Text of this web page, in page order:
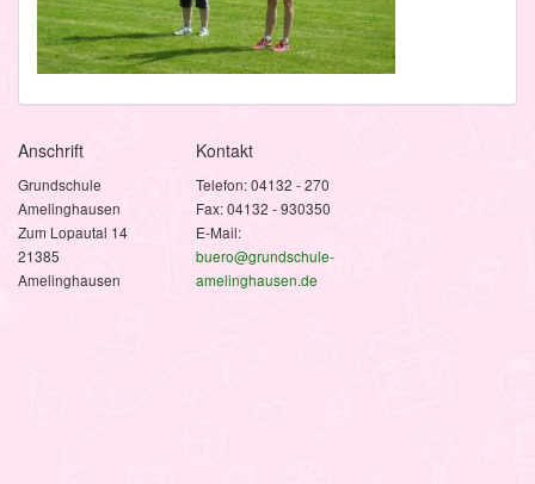
Anschrift
Grundschule
Amelinghausen
Zum Lopautal 14
21385
Amelinghausen
Kontakt
Telefon: 04132 - 270
Fax: 04132 - 930350
E-Mail:
buero@grundschule-
amelinghausen.de